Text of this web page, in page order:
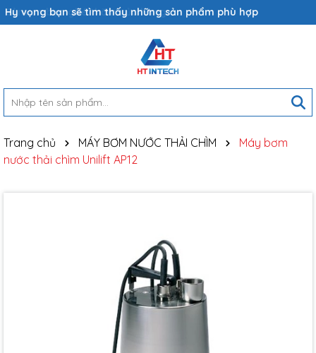
Hy vọng bạn sẽ tìm thấy những sản phẩm phù hợp
Trang chủ MÁY BƠM NƯỚC THẢI CHÌM
Máy bơm
nước thải chìm Unilift AP12